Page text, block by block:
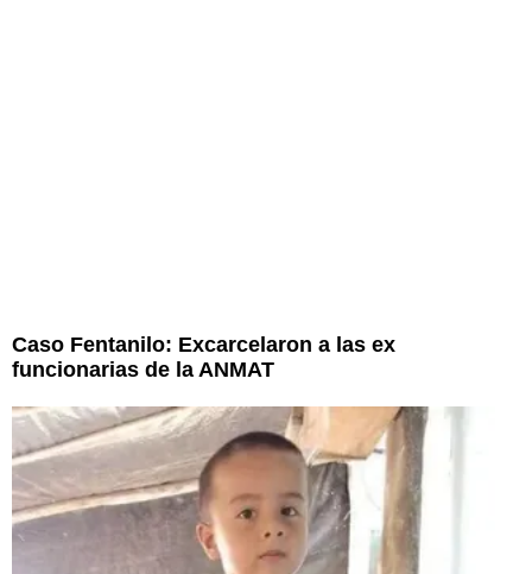
Caso Fentanilo: Excarcelaron a las ex
funcionarias de la ANMAT